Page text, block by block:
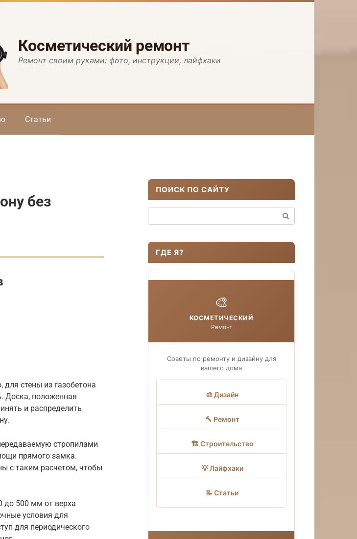
Косметический ремонт
Ремонт своим руками: фото, инструкции, лайфхаки
Статьи
без
стены из газобетона
Доска, положенная
и распределить
стропилами
прямого замка.
с таким расчетом, чтобы
до 500 мм от верха
условия для
для периодического
ПОИСК ПО САЙТУ
ГДЕ Я?
🎨
КОСМЕТИЧЕСКИЙ
Ремонт
Советы по ремонту и дизайну для
вашего дома
🎨 Дизайн
🔨 Ремонт
🏗 Строительство
💡 Лайфхаки
📝 Статьи